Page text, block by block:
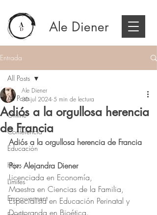
Ale Diener
Entrada
All Posts
Online
Conferencia
Educación
Hijos
Limites
Empowerment
All Posts
Adiós a la orgullosa herencia
de Francia
Ale Diener
30 jul 2024 5 min de lectura
Adiós a la orgullosa herencia de Francia
Por: Alejandra Diener
Licenciada en Economía,
Maestra en Ciencias de la Familia,
Especialista en Educación Perinatal y
Doctoranda en Bioética.